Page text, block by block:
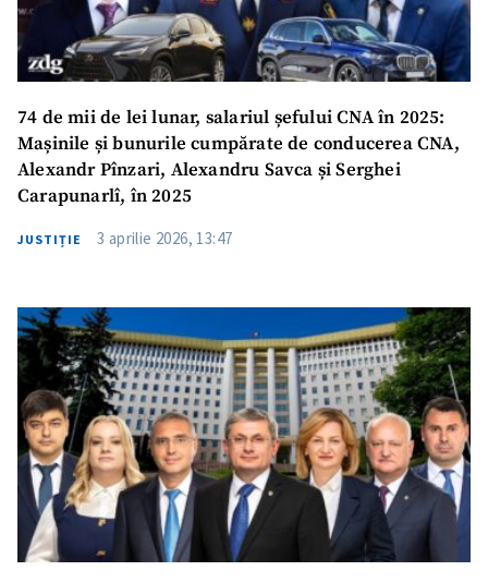
74 de mii de lei lunar, salariul șefului CNA în 2025:
Mașinile și bunurile cumpărate de conducerea CNA,
Alexandr Pînzari, Alexandru Savca și Serghei
Carapunarlî, în 2025
JUSTIȚIE 3 aprilie 2026, 13:47